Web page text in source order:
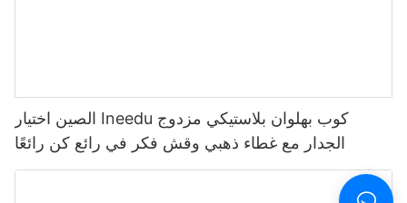
الصين اختيار Ineedu كوب بهلوان بلاستيكي مزدوج
الجدار مع غطاء ذهبي وقش فكر في رائع كن رائعًا